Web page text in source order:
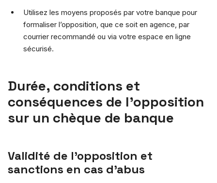
Utilisez les moyens proposés par votre banque pour
formaliser l’opposition, que ce soit en agence, par
courrier recommandé ou via votre espace en ligne
sécurisé.
Durée, conditions et
conséquences de l’opposition
sur un chèque de banque
Validité de l’opposition et
sanctions en cas d’abus